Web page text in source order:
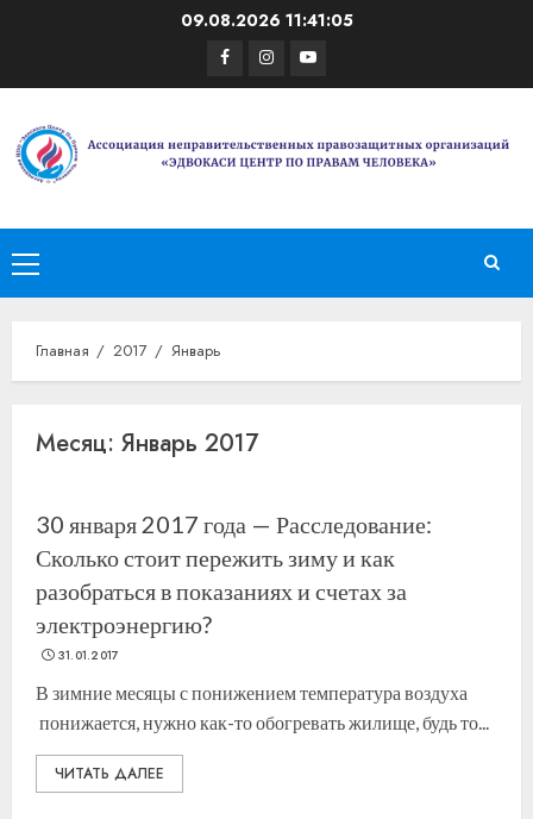
09.08.2026 11:41:05
Facebook
Instagram
Youtube
Основное
меню
Главная 2017 Январь
Месяц: Январь 2017
30 января 2017 года — Расследование:
Сколько стоит пережить зиму и как
разобраться в показаниях и счетах за
электроэнергию?
31.01.2017
В зимние месяцы с понижением температура воздуха
понижается, нужно как-то обогревать жилище, будь то...
ЧИТАТЬ ДАЛЕЕ